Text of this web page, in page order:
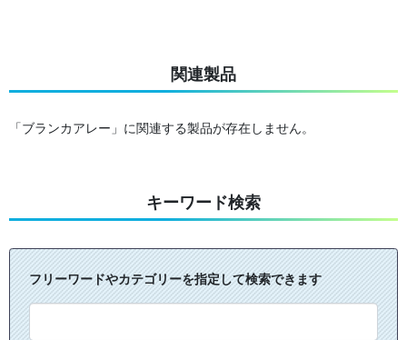
関連製品
「ブランカアレー」に関連する製品が存在しません。
キーワード検索
フリーワードやカテゴリーを指定して検索できます